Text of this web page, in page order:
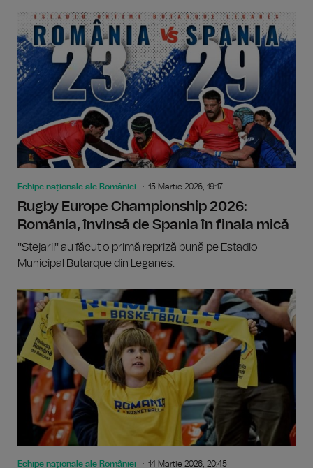
Echipe naționale ale României 15 Martie 2026, 19:17
Rugby Europe Championship 2026:
România, învinsă de Spania în finala mică
''Stejarii'' au făcut o primă repriză bună pe Estadio
Municipal Butarque din Leganes.
Echipe naționale ale României 14 Martie 2026, 20:45